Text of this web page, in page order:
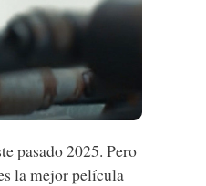
pasado 2025. Pero
la mejor película